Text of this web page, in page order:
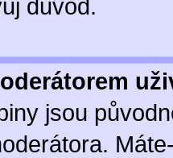
důvod.
jsou